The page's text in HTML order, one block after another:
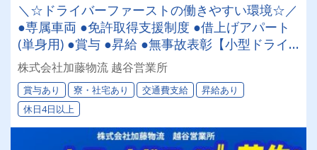
＼☆ドライバーファーストの働きやすい環境☆／
●専属車両 ●免許取得支援制度 ●借上げアパート
(単身用) ●賞与 ●昇給 ●無事故表彰【小型ドライ
バー】直荷主多数の安定企業！未経験者も活躍で
きます♪
株式会社加藤物流 越谷営業所
賞与あり 寮・社宅あり 交通費支給
昇給あり
休日4日以上